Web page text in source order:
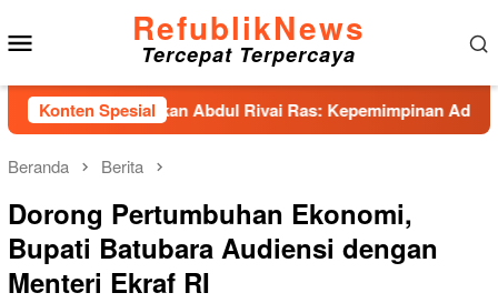
ke
konten
RefublikNews
Tercepat Terpercaya
Konten Spesial
Hadirkan Abdul Rivai Ras: Kepemimpinan Adalah Talenta
Beranda Berita
Dorong Pertumbuhan Ekonomi,
Bupati Batubara Audiensi dengan
Menteri Ekraf RI